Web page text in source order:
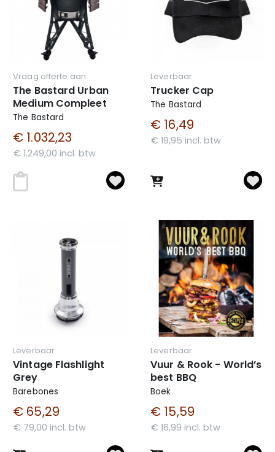
Vraag offerte aan
The Bastard Urban
Medium Compleet
The Bastard
€ 1.032,23
€ 1.249,00 incl. btw
Leverbaar
Trucker Cap
The Bastard
€ 16,49
€ 19,95 incl. btw
Leverbaar
Vintage Flashlight
Grey
Barebones
€ 65,29
€ 79,00 incl. btw
Leverbaar
Vuur & Rook - World’s
best BBQ
Boek
€ 15,59
€ 16,99 incl. btw